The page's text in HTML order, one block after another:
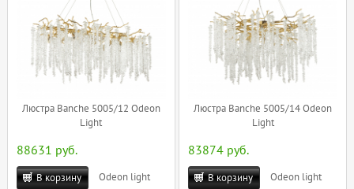
Люстра Banche 5005/12 Odeon
Light
88631 руб.
В корзину
Odeon light
Люстра Banche 5005/14 Odeon
Light
83874 руб.
В корзину
Odeon light